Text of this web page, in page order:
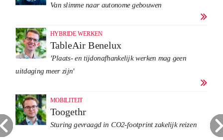
Van slimme naar autonome gebouwen

HYBRIDE WERKEN
TableAir Benelux
'Plaats- en tijdonafhankelijk werken mag geen
uitdaging meer zijn'

MOBILITEIT
Toogethr
Sturing gevraagd in CO2-footprint zakelijk reizen